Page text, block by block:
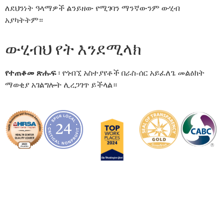
ለደህንነት ዓላማዎች ልንይዘው የሚገባን ማንኛውንም ውሂብ
አያካትትም።
ውሂብህ የት እንደሚላክ
የተጠቆመ ጽሑፍ፡ የጎብኚ አስተያየቶች በራስ-ሰር አይፈለጌ መልዕክት
ማወቂያ አገልግሎት ሊረጋገጥ ይችላል።